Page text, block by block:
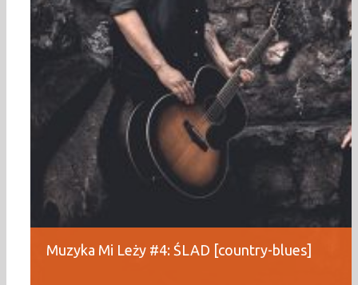
Muzyka Mi Leży #4: ŚLAD [country-blues]